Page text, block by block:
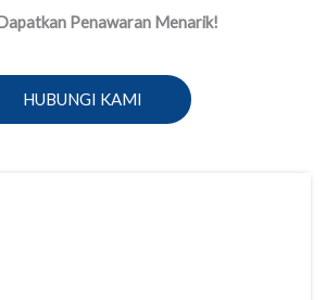
Penawaran Menarik!
HUBUNGI KAMI